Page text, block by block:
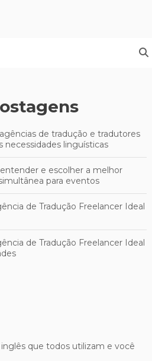
de tradução e tradutores
necessidades linguísticas
e escolher a melhor
para eventos
de Tradução Freelancer Ideal
de Tradução Freelancer Ideal
inglês que todos utilizam e você